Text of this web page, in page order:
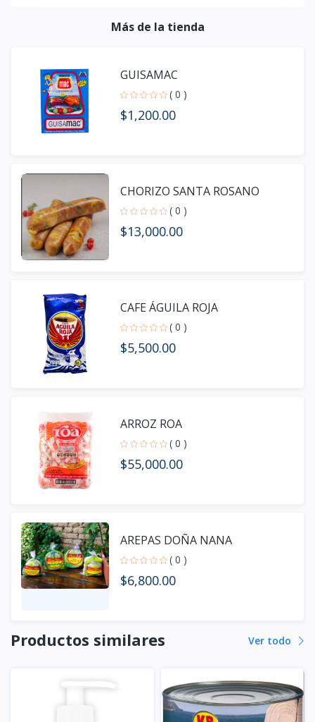
Más de la tienda
GUISAMAC
( 0 )
$1,200.00
CHORIZO SANTA ROSANO
( 0 )
$13,000.00
CAFE ÁGUILA ROJA
( 0 )
$5,500.00
ARROZ ROA
( 0 )
$55,000.00
AREPAS DOÑA NANA
( 0 )
$6,800.00
Productos similares Ver todo